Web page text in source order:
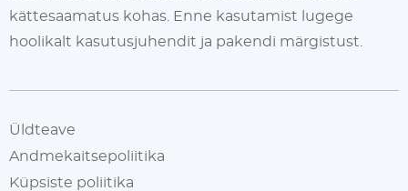
kättesaamatus kohas. Enne kasutamist lugege
hoolikalt kasutusjuhendit ja pakendi märgistust.
Üldteave
Andmekaitsepoliitika
Küpsiste poliitika